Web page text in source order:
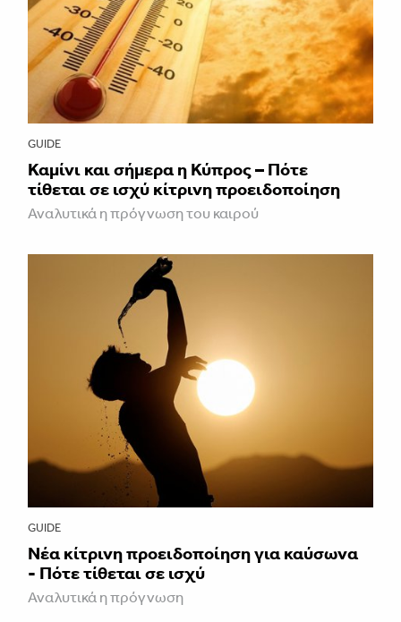
GUIDE
Καμίνι και σήμερα η Κύπρος – Πότε
τίθεται σε ισχύ κίτρινη προειδοποίηση
Αναλυτικά η πρόγνωση του καιρού
GUIDE
Νέα κίτρινη προειδοποίηση για καύσωνα
- Πότε τίθεται σε ισχύ
Αναλυτικά η πρόγνωση